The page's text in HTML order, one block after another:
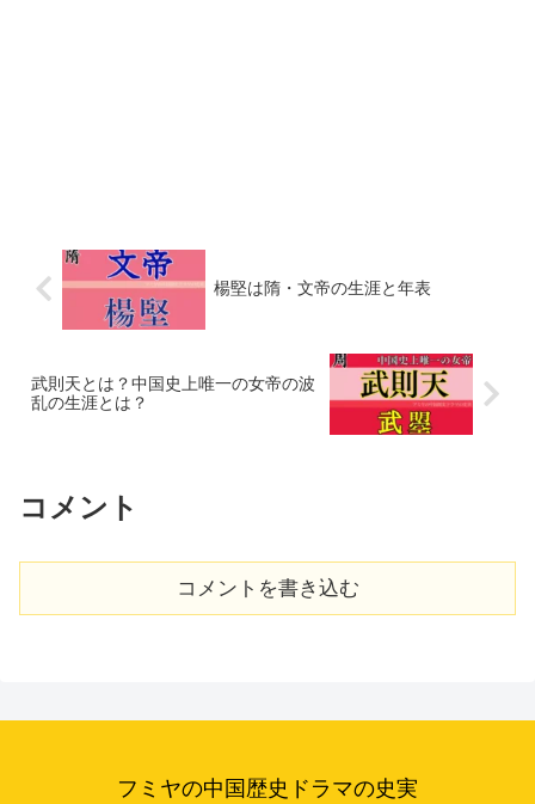
楊堅は隋・文帝の生涯と年表
武則天とは？中国史上唯一の女帝の波
乱の生涯とは？
コメント
コメントを書き込む
フミヤの中国歴史ドラマの史実